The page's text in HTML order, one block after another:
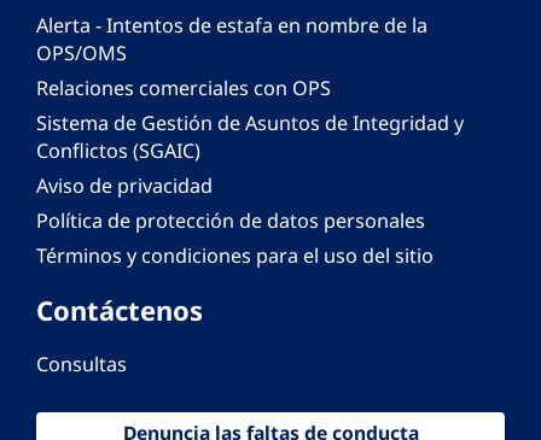
Alerta - Intentos de estafa en nombre de la
OPS/OMS
Relaciones comerciales con OPS
Sistema de Gestión de Asuntos de Integridad y
Conflictos (SGAIC)
Aviso de privacidad
Política de protección de datos personales
Términos y condiciones para el uso del sitio
Contáctenos
Consultas
Denuncia las faltas de conducta